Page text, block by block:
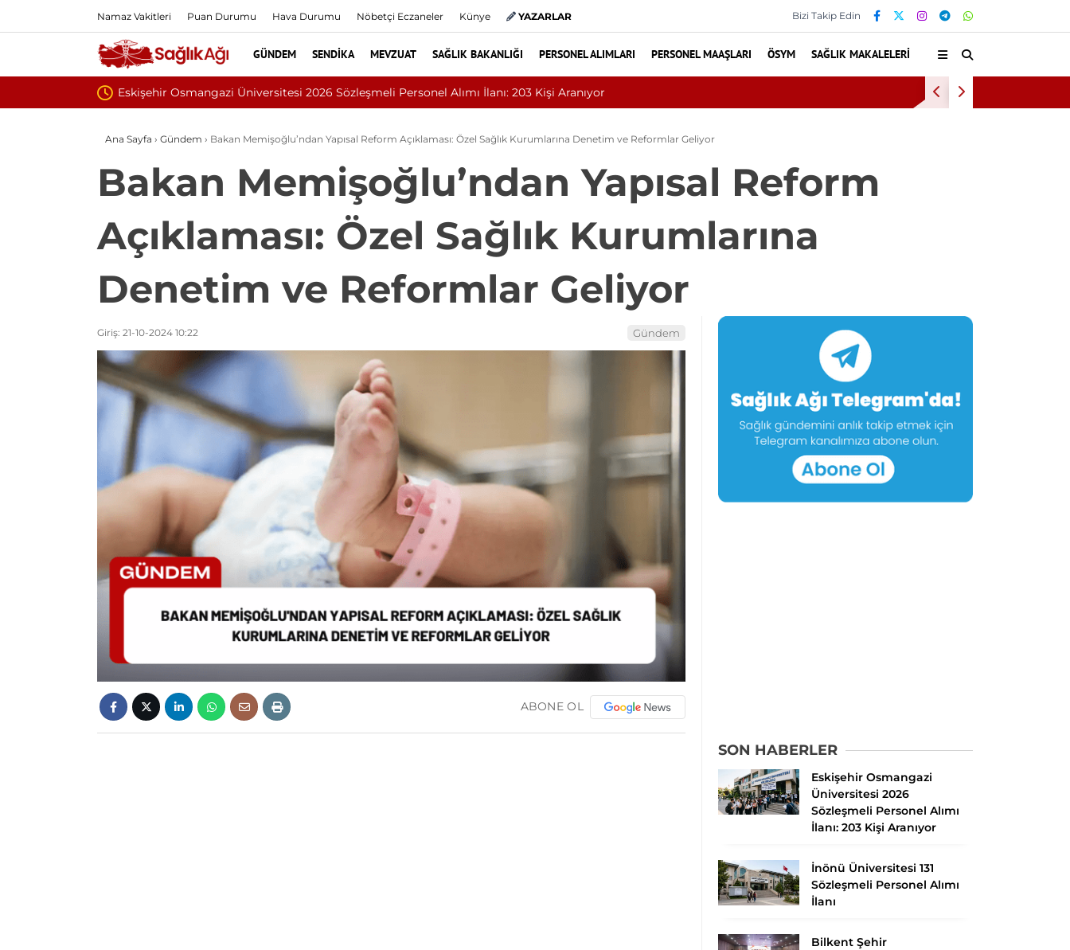
Namaz Vakitleri Puan Durumu Hava Durumu Nöbetçi Eczaneler Künye YAZARLAR Bizi Takip Edin
GÜNDEM SENDIKA MEVZUAT SAĞLIK BAKANLIĞI PERSONEL ALIMLARI PERSONEL MAAŞLARI ÖSYM SAĞLIK MAKALELERI
İnönü Üniversitesi 131 Sözleşmeli Personel Alımı İlanı
Ana Sayfa › Gündem › Bakan Memişoğlu’ndan Yapısal Reform Açıklaması: Özel Sağlık Kurumlarına Denetim ve Reformlar Geliyor
Bakan Memişoğlu’ndan Yapısal Reform
Açıklaması: Özel Sağlık Kurumlarına
Denetim ve Reformlar Geliyor
Giriş: 21-10-2024 10:22 Gündem
ABONE OL
SON HABERLER
Eskişehir Osmangazi
Üniversitesi 2026
Sözleşmeli Personel Alımı
İlanı: 203 Kişi Aranıyor
İnönü Üniversitesi 131
Sözleşmeli Personel Alımı
İlanı
Bilkent Şehir